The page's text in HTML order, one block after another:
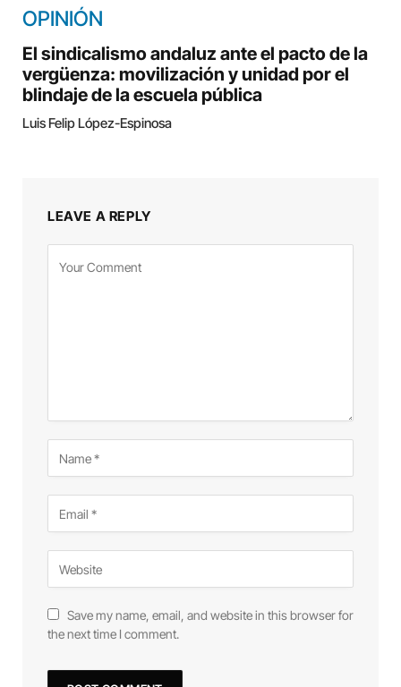
OPINIÓN
El sindicalismo andaluz ante el pacto de la
vergüenza: movilización y unidad por el
blindaje de la escuela pública
Luis Felip López-Espinosa
LEAVE A REPLY
Save my name, email, and website in this browser for
the next time I comment.